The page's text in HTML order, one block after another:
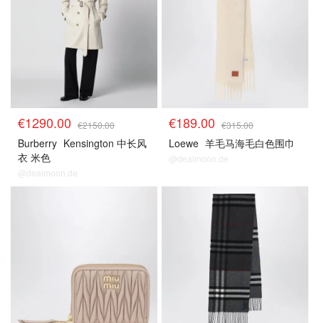
€1290.00 €2150.00
Burberry Kensington 中长风
衣 米色
@dealmoon.de
€189.00 €315.00
Loewe 羊毛马海毛白色围巾
@dealmoon.de